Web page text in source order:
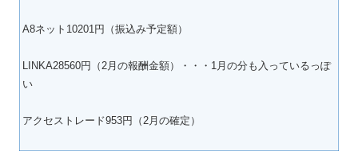
A8ネット10201円（振込み予定額）
LINKA28560円（2月の報酬金額）・・・1月の分も入っているっぽ
い
アクセストレード953円（2月の確定）